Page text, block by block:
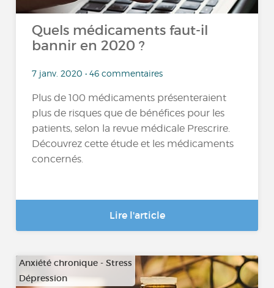
Quels médicaments faut-il
bannir en 2020 ?
7 janv. 2020 • 46 commentaires
Plus de 100 médicaments présenteraient
plus de risques que de bénéfices pour les
patients, selon la revue médicale Prescrire.
Découvrez cette étude et les médicaments
concernés.
Lire l'article
Anxiété chronique - Stress
Dépression